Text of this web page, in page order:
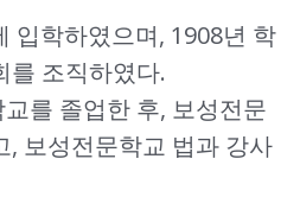
입학하였으며, 1908년 학
를 조직하였다.
를 졸업한 후, 보성전문
, 보성전문학교 법과 강사